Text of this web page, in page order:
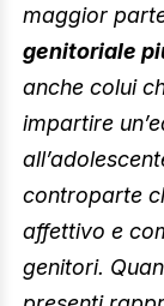
maggior
genitoriale
anche colui
impartire
controparte
affettivo e
genitori.